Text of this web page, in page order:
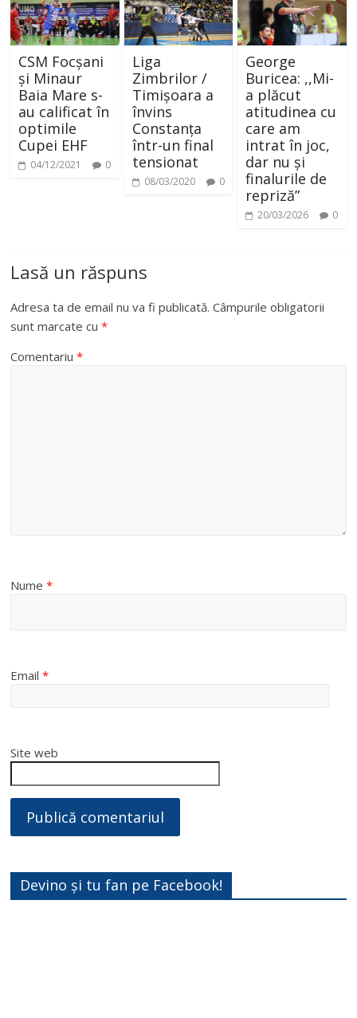
CSM Focșani
și Minaur
Baia Mare s-
au calificat în
optimile
Cupei EHF
04/12/2021 0
Liga
Zimbrilor /
Timișoara a
învins
Constanța
într-un final
tensionat
08/03/2020 0
George
Buricea: ,,Mi-
a plăcut
atitudinea cu
care am
intrat în joc,
dar nu și
finalurile de
repriză”
20/03/2026 0
Lasă un răspuns
Adresa ta de email nu va fi publicată. Câmpurile obligatorii
sunt marcate cu*
Comentariu*
Nume*
Email*
Site web
Devino și tu fan pe Facebook!